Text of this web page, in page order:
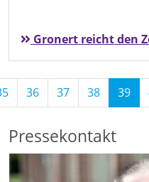
Gronert reicht den
36 37 38 39
Pressekontakt